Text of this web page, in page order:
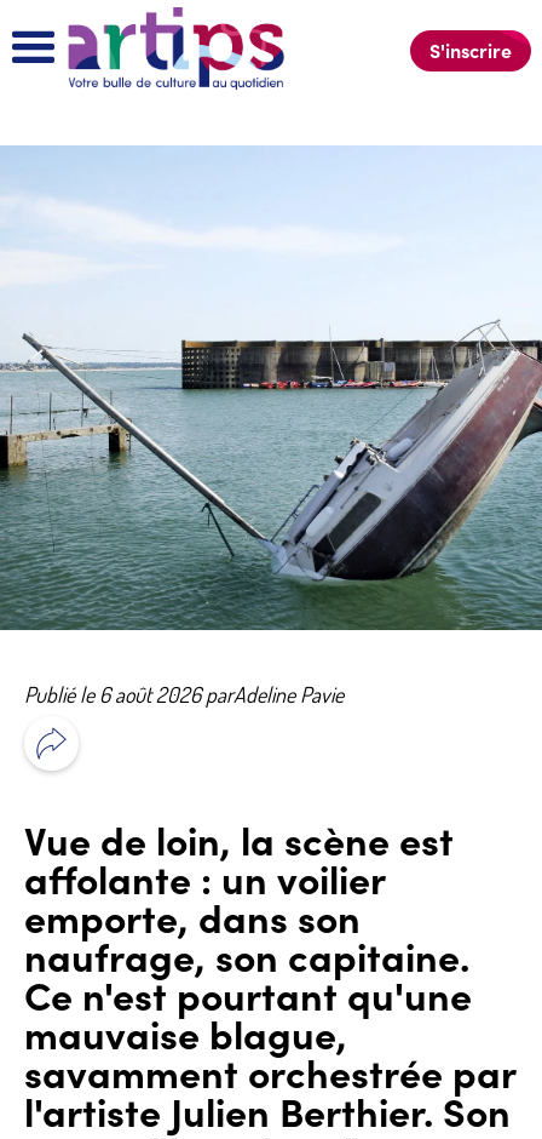
S'inscrire
Publié le 6 août 2026 parAdeline Pavie
Vue de loin, la scène est
affolante : un voilier
emporte, dans son
naufrage, son capitaine.
Ce n'est pourtant qu'une
mauvaise blague,
savamment orchestrée par
l'artiste Julien Berthier. Son